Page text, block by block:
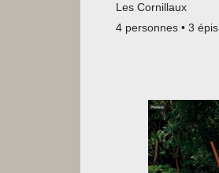
Les Cornillaux
4 personnes • 3 épis